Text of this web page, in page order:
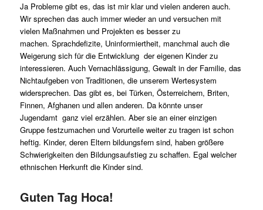
Ja Probleme gibt es, das ist mir klar und vielen anderen auch.
Wir sprechen das auch immer wieder an und versuchen mit
vielen Maßnahmen und Projekten es besser zu
machen. Sprachdefizite, Uninformiertheit, manchmal auch die
Weigerung sich für die Entwicklung der eigenen Kinder zu
interessieren. Auch Vernachlässigung, Gewalt in der Familie, das
Nichtaufgeben von Traditionen, die unserem Wertesystem
widersprechen. Das gibt es, bei Türken, Österreichern, Briten,
Finnen, Afghanen und allen anderen. Da könnte unser
Jugendamt ganz viel erzählen. Aber sie an einer einzigen
Gruppe festzumachen und Vorurteile weiter zu tragen ist schon
heftig. Kinder, deren Eltern bildungsfern sind, haben größere
Schwierigkeiten den Bildungsaufstieg zu schaffen. Egal welcher
ethnischen Herkunft die Kinder sind.
Guten Tag Hoca!